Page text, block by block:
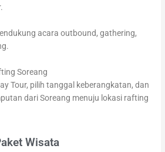
acara outbound, gathering,
Soreang
Tour, pilih tanggal keberangkatan, dan
dari Soreang menuju lokasi rafting
Wisata